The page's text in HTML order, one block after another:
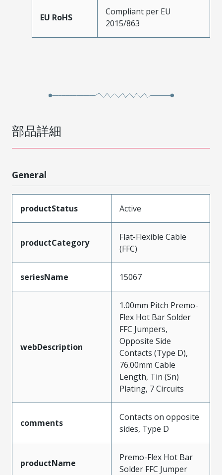
EU RoHS
Compliant per EU
2015/863
部品詳細
General
productStatus Active
productCategory
Flat-Flexible Cable
(FFC)
seriesName 15067
webDescription
1.00mm Pitch Premo-
Flex Hot Bar Solder
FFC Jumpers,
Opposite Side
Contacts (Type D),
76.00mm Cable
Length, Tin (Sn)
Plating, 7 Circuits
comments
Contacts on opposite
sides, Type D
productName
Premo-Flex Hot Bar
Solder FFC Jumper